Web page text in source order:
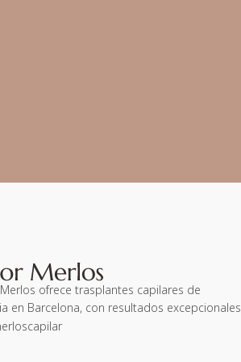
ofrece trasplantes capilares de
en Barcelona, con resultados excepcionales